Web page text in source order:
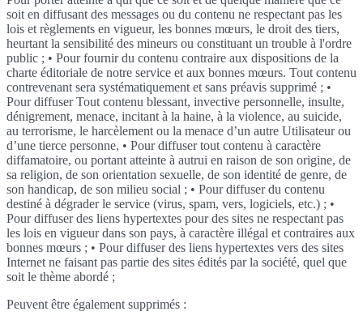
soit en diffusant des messages ou du contenu ne respectant pas les
lois et règlements en vigueur, les bonnes mœurs, le droit des tiers,
heurtant la sensibilité des mineurs ou constituant un trouble à l'ordre
public ; • Pour fournir du contenu contraire aux dispositions de la
charte éditoriale de notre service et aux bonnes mœurs. Tout contenu
contrevenant sera systématiquement et sans préavis supprimé ; •
Pour diffuser Tout contenu blessant, invective personnelle, insulte,
dénigrement, menace, incitant à la haine, à la violence, au suicide,
au terrorisme, le harcèlement ou la menace d’un autre Utilisateur ou
d’une tierce personne, • Pour diffuser tout contenu à caractère
diffamatoire, ou portant atteinte à autrui en raison de son origine, de
sa religion, de son orientation sexuelle, de son identité de genre, de
son handicap, de son milieu social ; • Pour diffuser du contenu
destiné à dégrader le service (virus, spam, vers, logiciels, etc.) ; •
Pour diffuser des liens hypertextes pour des sites ne respectant pas
les lois en vigueur dans son pays, à caractère illégal et contraires aux
bonnes mœurs ; • Pour diffuser des liens hypertextes vers des sites
Internet ne faisant pas partie des sites édités par la société, quel que
soit le thème abordé ;
Peuvent être également supprimés :